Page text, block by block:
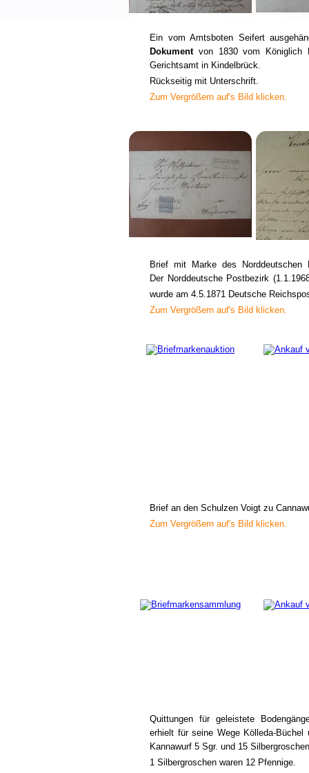
Ein vom Amtsboten Seifert
Dokumentvon 1830 vom Königlich
Gerichtsamt in Kindelbrück.
Rückseitig mit Unterschrift.
Zum Vergrößern auf's Bild klicken.
Brief mit Marke des Norddeutschen
Der Norddeutsche Postbezirk
wurde am 4.5.1871 Deutsche
Zum Vergrößern auf's Bild klicken.
Brief an den Schulzen Voigt zu
Zum Vergrößern auf's Bild klicken.
Quittungen für geleistete
erhielt für seine Wege Kölleda-Büchel
Kannawurf 5 Sgr. und 15
1 Silbergroschen waren 12 Pfennige.